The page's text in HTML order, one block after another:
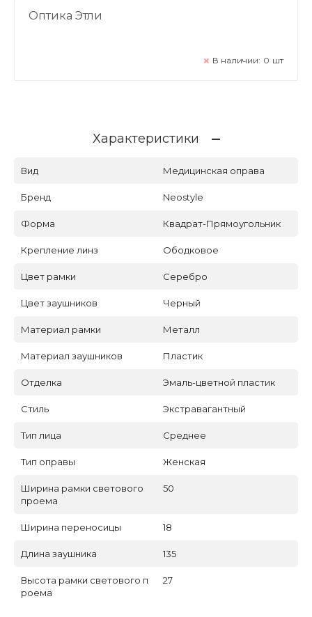
Оптика Этли
В наличии: 0 шт
Характеристики
Вид Медицинская оправа
Бренд Neostyle
Форма Квадрат-Прямоугольник
Крепление линз Ободковое
Цвет рамки Серебро
Цвет заушников Черный
Материал рамки Металл
Материал заушников Пластик
Отделка Эмаль-цветной пластик
Стиль Экстравагантный
Тип лица Среднее
Тип оправы Женская
Ширина рамки светового
проема
50
Ширина переносицы 18
Длина заушника 135
Высота рамки светового п
роема
27